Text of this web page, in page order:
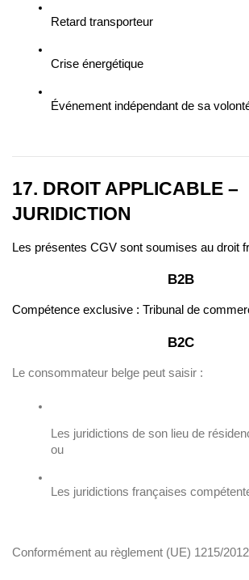
Retard transporteur
Crise énergétique
Événement indépendant de sa
17. DROIT APPLICABLE –
JURIDICTION
Les présentes CGV sont soumises au droit
B2B
Compétence exclusive : Tribunal de
B2C
Le consommateur belge peut saisir :
Les juridictions de son lieu de
ou
Les juridictions françaises
Conformément au règlement (UE) 1215/